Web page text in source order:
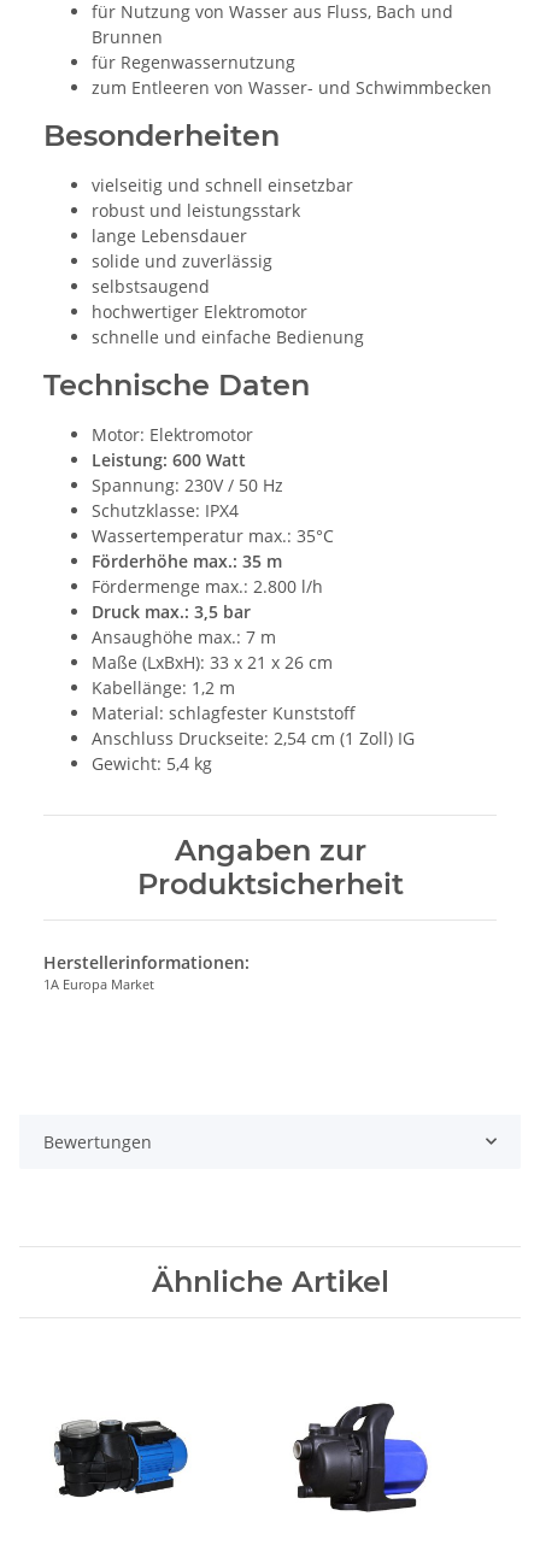
für Nutzung von Wasser aus Fluss, Bach und
Brunnen
für Regenwassernutzung
zum Entleeren von Wasser- und Schwimmbecken
Besonderheiten
vielseitig und schnell einsetzbar
robust und leistungsstark
lange Lebensdauer
solide und zuverlässig
selbstsaugend
hochwertiger Elektromotor
schnelle und einfache Bedienung
Technische Daten
Motor: Elektromotor
Leistung: 600 Watt
Spannung: 230V / 50 Hz
Schutzklasse: IPX4
Wassertemperatur max.: 35°C
Förderhöhe max.: 35 m
Fördermenge max.: 2.800 l/h
Druck max.: 3,5 bar
Ansaughöhe max.: 7 m
Maße (LxBxH): 33 x 21 x 26 cm
Kabellänge: 1,2 m
Material: schlagfester Kunststoff
Anschluss Druckseite: 2,54 cm (1 Zoll) IG
Gewicht: 5,4 kg
Angaben zur
Produktsicherheit
Herstellerinformationen:
1A Europa Market
Bewertungen
Ähnliche Artikel